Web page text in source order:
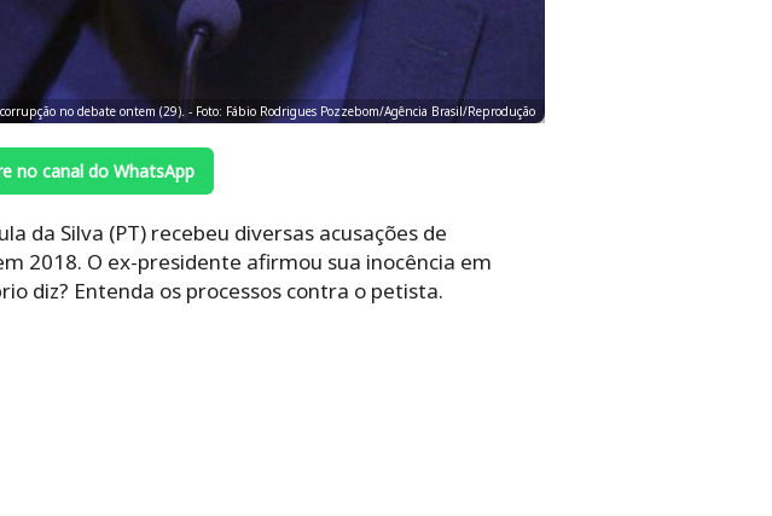
corrupção no debate ontem (29). - Foto: Fábio Rodrigues Pozzebom/Agência Brasil/Reprodução
no canal do WhatsApp
da Silva (PT) recebeu diversas acusações de
2018. O ex-presidente afirmou sua inocência em
diz? Entenda os processos contra o petista.